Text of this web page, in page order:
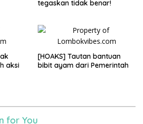
tegaskan tidak benar!
aksi
[HOAKS] Tautan bantuan
bibit ayam dari Pemerintah
for You